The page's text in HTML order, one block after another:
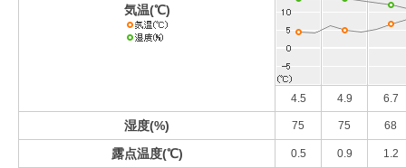
気温(℃)
4.5 4.9 6.7
湿度(%) 75 75 68
露点温度(℃) 0.5 0.9 1.2